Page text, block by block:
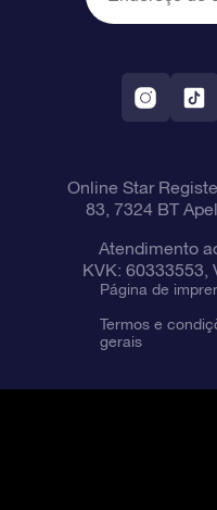
OSR Starsaver
Aplicativo RV Fly
Política de
Constelações
Online Star
83, 7324 BT
Atendimento
KVK: 60333553,
Página de
Termos e
gerais